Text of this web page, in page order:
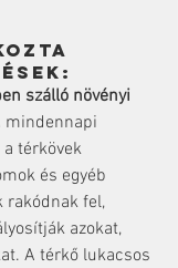
szálló növényi
mindennapi
térkövek
és egyéb
rakódnak fel,
azokat,
A térkő lukacsos